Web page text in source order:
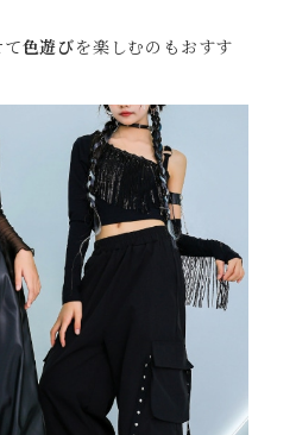
色遊びを楽しむのもおすす